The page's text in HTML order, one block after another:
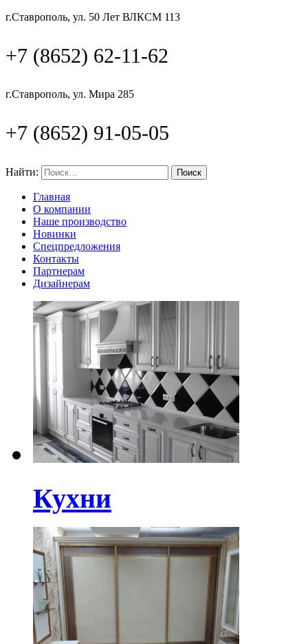
г.Ставрополь, ул. 50 Лет ВЛКСМ 113
+7 (8652) 62-11-62
г.Ставрополь, ул. Мира 285
+7 (8652) 91-05-05
Найти:
Главная
О компании
Наше производство
Новинки
Спецпредложения
Контакты
Партнерам
Дизайнерам
Кухни